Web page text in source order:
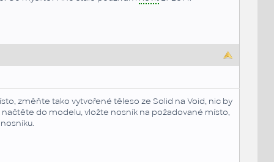
změňte tako vytvořené těleso ze Solid na Void, nic by
do modelu, vložte nosník na požadované místo,